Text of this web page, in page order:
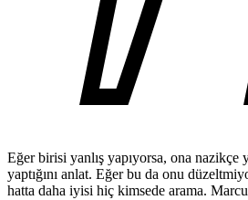
Eğer birisi yanlış yapıyorsa, ona nazikçe
yaptığını anlat. Eğer bu da onu
hatta daha iyisi hiç kimsede arama.